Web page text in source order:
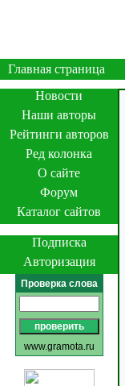
Главная страница
Новости
Наши авторы
Рейтинги авторов
Ред колонка
О сайте
Форум
Каталог сайтов
Подписка
Авторизация
Проверка слова
www.gramota.ru